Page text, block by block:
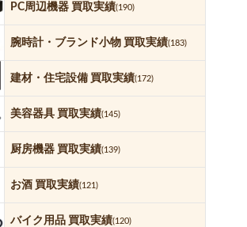
PC周辺機器 買取実績(190)
腕時計・ブランド小物 買取実績(183)
建材・住宅設備 買取実績(172)
美容器具 買取実績(145)
厨房機器 買取実績(139)
お酒 買取実績(121)
バイク用品 買取実績(120)